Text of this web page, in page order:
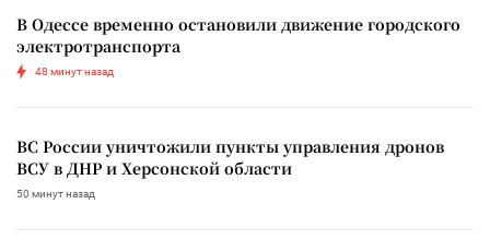
В Одессе временно остановили движение городского
электротранспорта
48 минут назад
ВС России уничтожили пункты управления дронов
ВСУ в ДНР и Херсонской области
50 минут назад